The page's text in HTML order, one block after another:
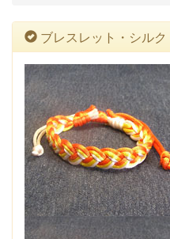
ブレスレット・シル